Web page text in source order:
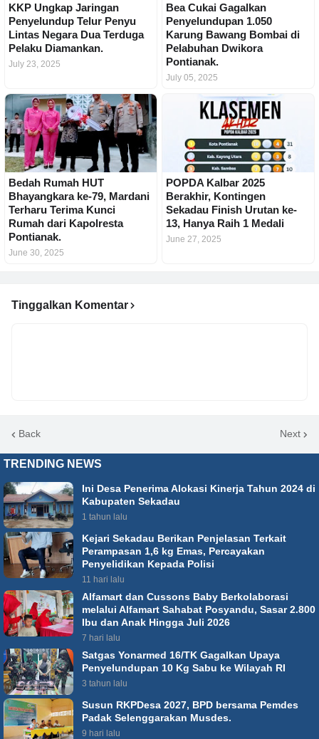
KKP Ungkap Jaringan
Penyelundup Telur Penyu
Lintas Negara Dua Terduga
Pelaku Diamankan.
July 23, 2025
Bea Cukai Gagalkan
Penyelundupan 1.050
Karung Bawang Bombai di
Pelabuhan Dwikora
Pontianak.
July 05, 2025
Bedah Rumah HUT
Bhayangkara ke-79, Mardani
Terharu Terima Kunci
Rumah dari Kapolresta
Pontianak.
June 30, 2025
POPDA Kalbar 2025
Berakhir, Kontingen
Sekadau Finish Urutan ke-
13, Hanya Raih 1 Medali
June 27, 2025
Tinggalkan Komentar
Back Next
TRENDING NEWS
Ini Desa Penerima Alokasi Kinerja Tahun 2024 di
Kabupaten Sekadau
1 tahun lalu
Kejari Sekadau Berikan Penjelasan Terkait
Perampasan 1,6 kg Emas, Percayakan
Penyelidikan Kepada Polisi
11 hari lalu
Alfamart dan Cussons Baby Berkolaborasi
melalui Alfamart Sahabat Posyandu, Sasar 2.800
Ibu dan Anak Hingga Juli 2026
7 hari lalu
Satgas Yonarmed 16/TK Gagalkan Upaya
Penyelundupan 10 Kg Sabu ke Wilayah RI
3 tahun lalu
Susun RKPDesa 2027, BPD bersama Pemdes
Padak Selenggarakan Musdes.
9 hari lalu